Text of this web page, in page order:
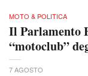
MOTO & POLITICA
Il Parlamento
“motoclub”
7 AGOSTO